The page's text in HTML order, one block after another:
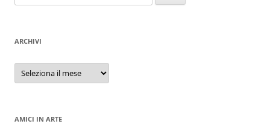
per:
ARCHIVI
Archivi
AMICI IN ARTE